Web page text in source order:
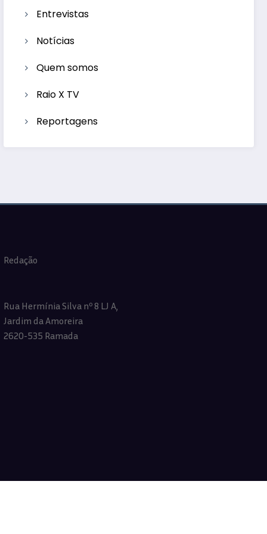
Entrevistas
Notícias
Quem somos
Raio X TV
Reportagens
Redação
Rua Hermínia Silva nº 8 LJ A,
Jardim da Amoreira
2620-535 Ramada